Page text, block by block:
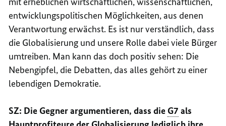
entwicklungspolitischen Möglichkeiten, aus denen
Verantwortung erwächst. Es ist nur verständlich, dass
die Globalisierung und unsere Rolle dabei viele Bürger
umtreiben. Man kann das doch positiv sehen: Die
Nebengipfel, die Debatten, das alles gehört zu einer
lebendigen Demokratie.
SZ: Die Gegner argumentieren, dass die G7 als